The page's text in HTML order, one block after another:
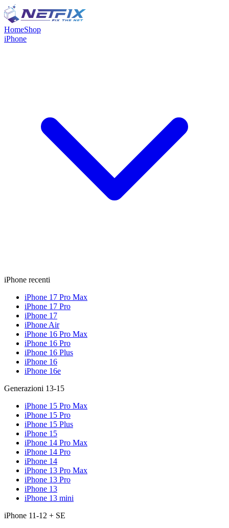
HomeShop
iPhone
iPhone recenti
iPhone 17 Pro Max
iPhone 17 Pro
iPhone 17
iPhone Air
iPhone 16 Pro Max
iPhone 16 Pro
iPhone 16 Plus
iPhone 16
iPhone 16e
Generazioni 13-15
iPhone 15 Pro Max
iPhone 15 Pro
iPhone 15 Plus
iPhone 15
iPhone 14 Pro Max
iPhone 14 Pro
iPhone 14
iPhone 13 Pro Max
iPhone 13 Pro
iPhone 13
iPhone 13 mini
iPhone 11-12 + SE